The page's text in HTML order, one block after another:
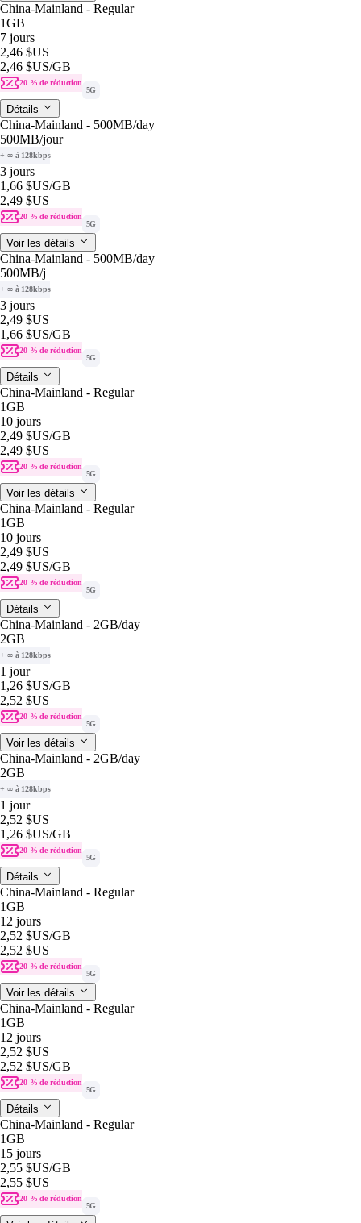
China-Mainland - Regular
1GB
7 jours
2,46 $US
2,46 $US/GB
20 % de réduction
5G
Détails
China-Mainland - 500MB/day
500MB/jour
+ ∞ à 128kbps
3 jours
1,66 $US/GB
2,49 $US
20 % de réduction
5G
Voir les détails
China-Mainland - 500MB/day
500MB/j
+ ∞ à 128kbps
3 jours
2,49 $US
1,66 $US/GB
20 % de réduction
5G
Détails
China-Mainland - Regular
1GB
10 jours
2,49 $US/GB
2,49 $US
20 % de réduction
5G
Voir les détails
China-Mainland - Regular
1GB
10 jours
2,49 $US
2,49 $US/GB
20 % de réduction
5G
Détails
China-Mainland - 2GB/day
2GB
+ ∞ à 128kbps
1 jour
1,26 $US/GB
2,52 $US
20 % de réduction
5G
Voir les détails
China-Mainland - 2GB/day
2GB
+ ∞ à 128kbps
1 jour
2,52 $US
1,26 $US/GB
20 % de réduction
5G
Détails
China-Mainland - Regular
1GB
12 jours
2,52 $US/GB
2,52 $US
20 % de réduction
5G
Voir les détails
China-Mainland - Regular
1GB
12 jours
2,52 $US
2,52 $US/GB
20 % de réduction
5G
Détails
China-Mainland - Regular
1GB
15 jours
2,55 $US/GB
2,55 $US
20 % de réduction
5G